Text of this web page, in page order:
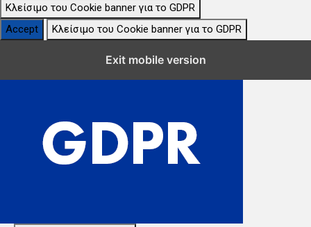
Κλείσιμο του Cookie banner για το GDPR
Accept
Κλείσιμο του Cookie banner για το GDPR
Exit mobile version